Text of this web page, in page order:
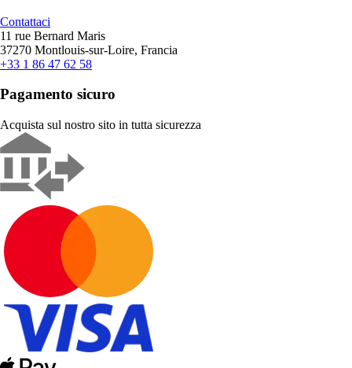
Contattaci
11 rue Bernard Maris
37270 Montlouis-sur-Loire, Francia
+33 1 86 47 62 58
Pagamento sicuro
Acquista sul nostro sito in tutta sicurezza